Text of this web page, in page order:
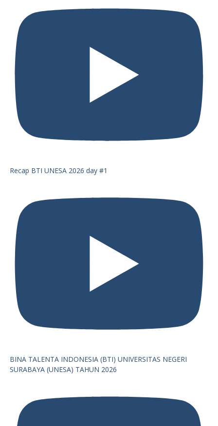
Recap BTI UNESA 2026 day #1
BINA TALENTA INDONESIA (BTI) UNIVERSITAS NEGERI
SURABAYA (UNESA) TAHUN 2026